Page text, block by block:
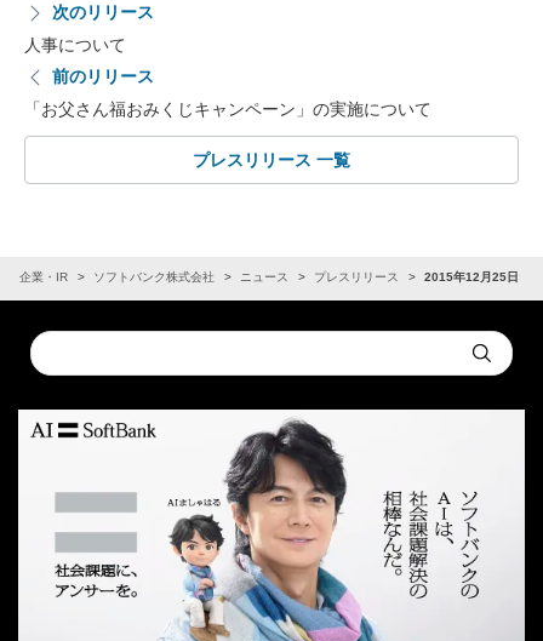
次のリリース
人事について
前のリリース
「お父さん福おみくじキャンペーン」の実施について
プレスリリース 一覧
企業・IR ソフトバンク株式会社 ニュース プレスリリース 2015年12月25日
Conduct
a
Submit